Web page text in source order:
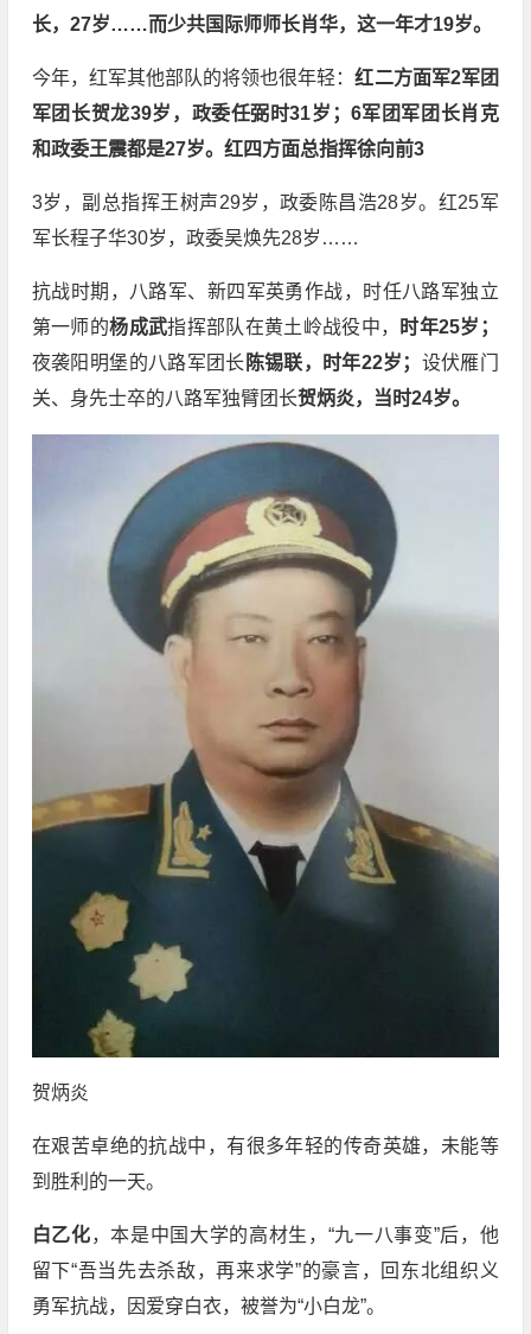
长，27岁……而少共国际师师长肖华，这一年才19岁。
今年，红军其他部队的将领也很年轻：红二方面军2军团
军团长贺龙39岁，政委任弼时31岁；6军团军团长肖克
和政委王震都是27岁。红四方面总指挥徐向前3
3岁，副总指挥王树声29岁，政委陈昌浩28岁。红25军
军长程子华30岁，政委吴焕先28岁……
抗战时期，八路军、新四军英勇作战，时任八路军独立
第一师的杨成武指挥部队在黄土岭战役中，
时年25岁；
夜袭阳明堡的八路军团长 陈锡联，时年22岁； 设伏雁门
关、身先士卒的八路军独臂团长贺炳炎，当时24岁。
贺炳炎
在艰苦卓绝的抗战中，有很多年轻的传奇英雄，未能等
到胜利的一天。
白乙化，本是中国大学的高材生，“九一八事变”后，他
留下“吾当先去杀敌，再来求学”的豪言，回东北组织义
勇军抗战，因爱穿白衣，被誉为“小白龙”。